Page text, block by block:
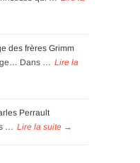
des frères Grimm
Dans …
Perrault
…